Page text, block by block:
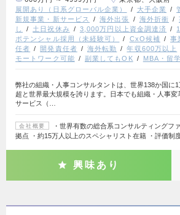
展開あり（日系グローバル企業）
大手企業
新規事業・新サービス
海外出張 海外折衝
し
土日祝休み 3,000万円以上資金調達済
ポテンシャル採用（未経験可）
CxO候補 事
任者
開発責任者 海外転勤 年収600万以上
モートワーク可能
副業してもOK MBA・留
弊社の組織・人事コンサルタントは、世界138か国に1
超と世界最大規模を誇ります。日本でも組織・人事変
サービス（…
会社概要
・世界有数の総合系コンサルティングフ
拠点 ・約15万人以上のスペシャリスト在籍 ・評価制
興味あり